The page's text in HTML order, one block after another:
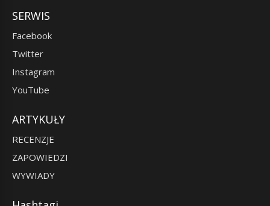
SERWIS
Facebook
Twitter
Instagram
YouTube
ARTYKUŁY
RECENZJE
ZAPOWIEDZI
WYWIADY